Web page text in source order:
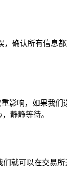
确认所有信息
影响，如果我
静静等待。
就可以在交易